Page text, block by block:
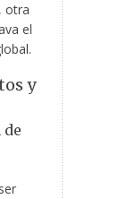
otra
el
y